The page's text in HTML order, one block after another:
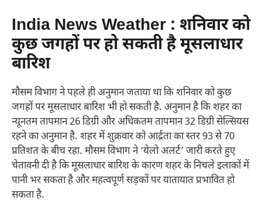
India News Weather : शनिवार को
कुछ जगहों पर हो सकती है मूसलाधार
बारिश
मौसम विभाग ने पहले ही अनुमान जताया था कि शनिवार को कुछ
जगहों पर मूसलाधार बारिश भी हो सकती है. अनुमान है कि शहर का
न्यूनतम तापमान 26 डिग्री और अधिकतम तापमान 32 डिग्री सेल्सियस
रहने का अनुमान है. शहर में शुक्रवार को आर्द्रता का स्तर 93 से 70
प्रतिशत के बीच रहा. मौसम विभाग ने ‘येलो अलर्ट’ जारी करते हुए
चेतावनी दी है कि मूसलाधार बारिश के कारण शहर के निचले इलाकों में
पानी भर सकता है और महत्वपूर्ण सड़कों पर यातायात प्रभावित हो
सकता है.